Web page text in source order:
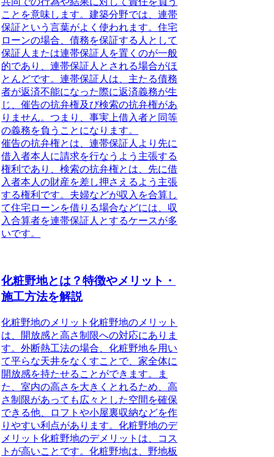
こと を意味します。建築分野では、連帯
保証という言葉がよく使われます。住宅
ローンの場合、債務を保証する人として
保証人または連帯保証人を置くのが一般
的であり、連帯保証人とされる場合がほ
とんどです。連帯保証人は、 主たる債務
者が返済不能になった際に返済義務が生
じ
、催告の抗弁権及び検索の抗弁権があ
りません。つまり、事実上借入者と同等
の義務を負うことになります。
催告の抗弁権とは、連帯保証人より先に
借入者本人に請求を行なうよう主張する
権利であり、検索の抗弁権とは、先に借
入者本人の財産を差し押さえるよう主張
する権利です。夫婦などが収入を合算し
て住宅ローンを借りる場合などには、 収
入合算者を連帯保証人とするケースが多
いです。
化粧野地とは？特徴やメリット・
施工方法を解説
化粧野地のメリット化粧野地のメリット
は、開放感と高さ制限への対応にありま
す。外断熱工法の場合、化粧野地を用い
て平らな天井をなくすことで、家全体に
開放感を持たせることができます。ま
た、室内の高さを大きくとれるため、高
さ制限があっても広々とした空間を確保
できる他、ロフトや小屋裏収納などを作
りやすい利点があります。化粧野地のデ
メリット化粧野地のデメリットは、コス
トが高いことです。化粧野地は、野地板